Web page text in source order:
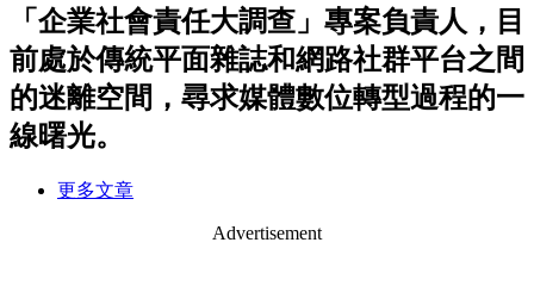
「企業社會責任大調查」專案負責人，目
前處於傳統平面雜誌和網路社群平台之間
的迷離空間，尋求媒體數位轉型過程的一
線曙光。
更多文章
Advertisement